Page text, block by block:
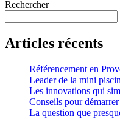
Rechercher
Articles récents
Référencement en
Leader de la mini
Les innovations qui
Conseils pour
La question que